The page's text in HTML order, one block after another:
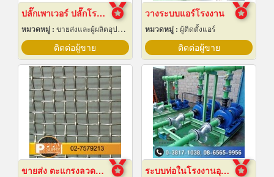
ปลั๊กเพาเวอร์ ปลั๊กโรงงาน ปลั๊กอุตสาหกรรม พัทยา ชลบุรี
หมวดหมู่ : ขายส่งและผู้ผลิตอุปกรณ์เครื่องใช้ไฟฟ้า
ติดต่อผู้ขาย
วางระบบแอร์โรงงาน
หมวดหมู่ : ผู้ติดตั้งแอร์
ติดต่อผู้ขาย
ขายส่ง ตะแกรงลวดสานสแตนเลส ระบบท่อในโรงงานอุตสาหกรรม